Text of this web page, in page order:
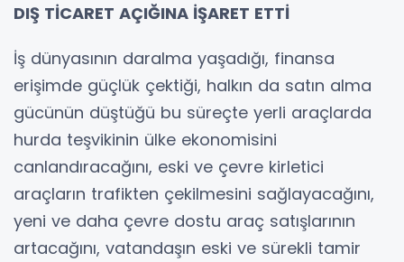
DIŞ TİCARET AÇIĞINA İŞARET ETTİ
İş dünyasının daralma yaşadığı, finansa
erişimde güçlük çektiği, halkın da satın alma
gücünün düştüğü bu süreçte yerli araçlarda
hurda teşvikinin ülke ekonomisini
canlandıracağını, eski ve çevre kirletici
araçların trafikten çekilmesini sağlayacağını,
yeni ve daha çevre dostu araç satışlarının
artacağını, vatandaşın eski ve sürekli tamir